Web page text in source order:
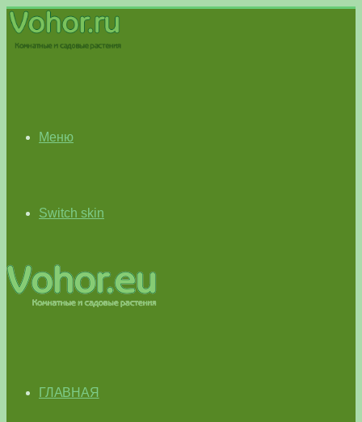
Меню
Switch skin
ГЛАВНАЯ